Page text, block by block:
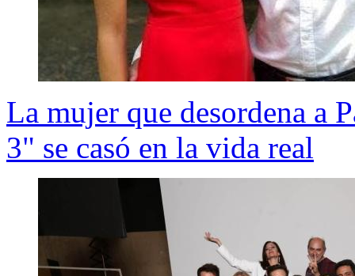
La mujer que desordena a
3" se casó en la vida real